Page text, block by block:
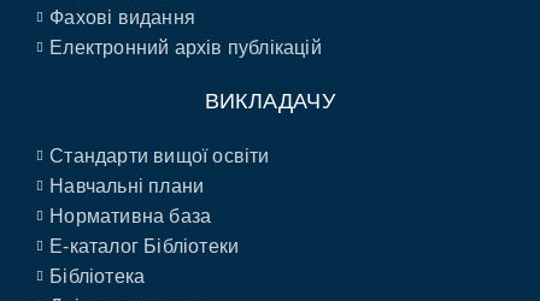
Фахові видання
Електронний архів публікацій
ВИКЛАДАЧУ
Стандарти вищої освіти
Навчальні плани
Нормативна база
E-каталог Бібліотеки
Бібліотека